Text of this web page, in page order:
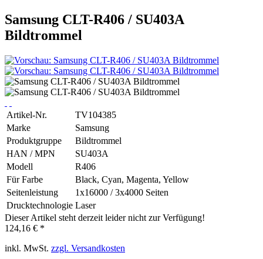
Samsung CLT-R406 / SU403A
Bildtrommel
Artikel-Nr.
TV104385
Marke
Samsung
Produktgruppe
Bildtrommel
HAN / MPN
SU403A
Modell
R406
Für Farbe
Black, Cyan, Magenta, Yellow
Seitenleistung
1x16000 / 3x4000 Seiten
Drucktechnologie Laser
Dieser Artikel steht derzeit leider nicht zur Verfügung!
124,16 € *
inkl. MwSt. zzgl. Versandkosten